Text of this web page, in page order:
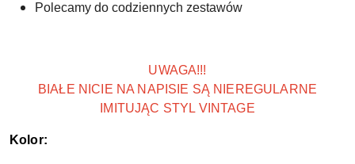
Polecamy do codziennych zestawów
UWAGA!!!
BIAŁE NICIE NA NAPISIE SĄ NIEREGULARNE
IMITUJĄC STYL VINTAGE
Kolor: